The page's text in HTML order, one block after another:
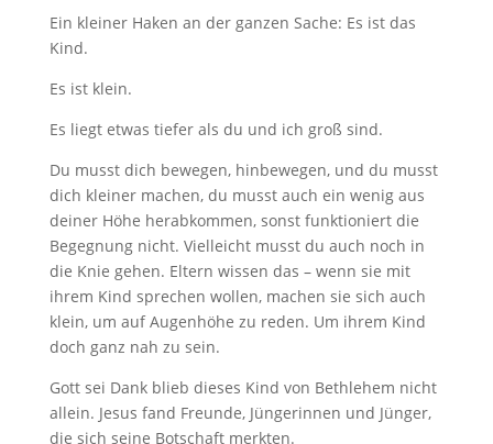
Ein kleiner Haken an der ganzen Sache: Es ist das
Kind.
Es ist klein.
Es liegt etwas tiefer als du und ich groß sind.
Du musst dich bewegen, hinbewegen, und du musst
dich kleiner machen, du musst auch ein wenig aus
deiner Höhe herabkommen, sonst funktioniert die
Begegnung nicht. Vielleicht musst du auch noch in
die Knie gehen. Eltern wissen das – wenn sie mit
ihrem Kind sprechen wollen, machen sie sich auch
klein, um auf Augenhöhe zu reden. Um ihrem Kind
doch ganz nah zu sein.
Gott sei Dank blieb dieses Kind von Bethlehem nicht
allein. Jesus fand Freunde, Jüngerinnen und Jünger,
die sich seine Botschaft merkten.